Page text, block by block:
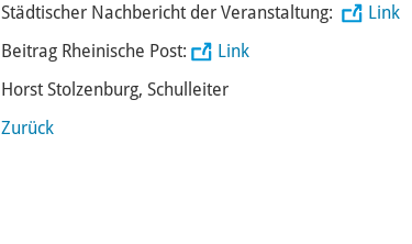
Städtischer Nachbericht der Veranstaltung:
Link
Beitrag Rheinische Post:
Link
Horst Stolzenburg, Schulleiter
Zurück